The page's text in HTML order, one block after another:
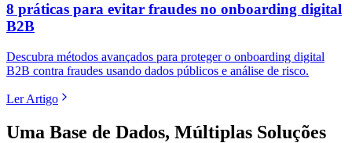
8 práticas para evitar fraudes no onboarding digital
B2B
Descubra métodos avançados para proteger o onboarding digital
B2B contra fraudes usando dados públicos e análise de risco.
Ler Artigo
Uma Base de Dados, Múltiplas Soluções